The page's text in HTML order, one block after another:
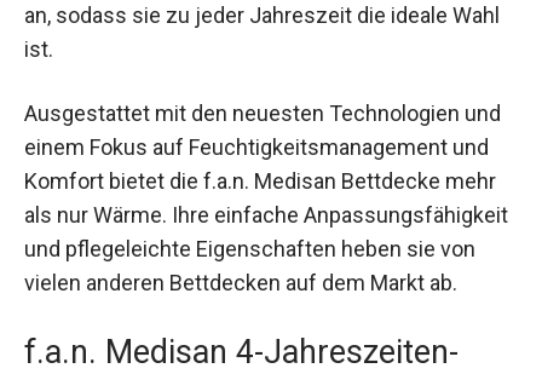
an, sodass sie zu jeder Jahreszeit die ideale Wahl
ist.
Ausgestattet mit den neuesten Technologien und
einem Fokus auf Feuchtigkeitsmanagement und
Komfort bietet die f.a.n. Medisan Bettdecke mehr
als nur Wärme. Ihre einfache Anpassungsfähigkeit
und pflegeleichte Eigenschaften heben sie von
vielen anderen Bettdecken auf dem Markt ab.
f.a.n. Medisan 4-Jahreszeiten-